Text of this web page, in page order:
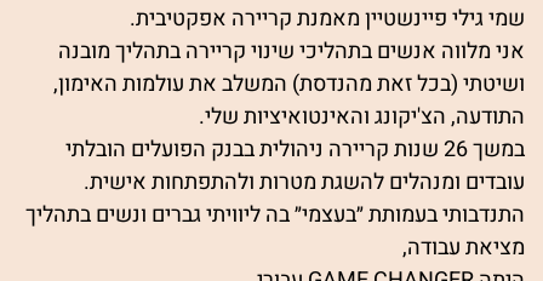
שמי גילי פיינשטיין מאמנת קריירה אפקטיבית.
אני מלווה אנשים בתהליכי שינוי קריירה בתהליך מובנה
ושיטתי (בכל זאת מהנדסת) המשלב את עולמות האימון,
התודעה, הצ'יקונג והאינטואיציות שלי.
במשך 26 שנות קריירה ניהולית בבנק הפועלים הובלתי
עובדים ומנהלים להשגת מטרות ולהתפתחות אישית.
התנדבותי בעמותת ״בעצמי״ בה ליוויתי גברים ונשים בתהליך
מציאת עבודה,